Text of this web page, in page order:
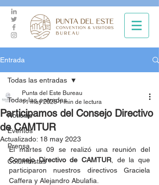
Entrada
Todas las entradas
Noticias
Eventos
Prensa
Columnistas
Todas las entradas
Participamos del Consejo Directivo
de CAMTUR
Punta del Este Bureau
11 may 2023 1 min de lectura
Actualizado: 18 may 2023
Consejo Directivo de CAMTUR , de la que
participaron nuestros directivos Graciela
Caffera y Alejandro Abulafia.